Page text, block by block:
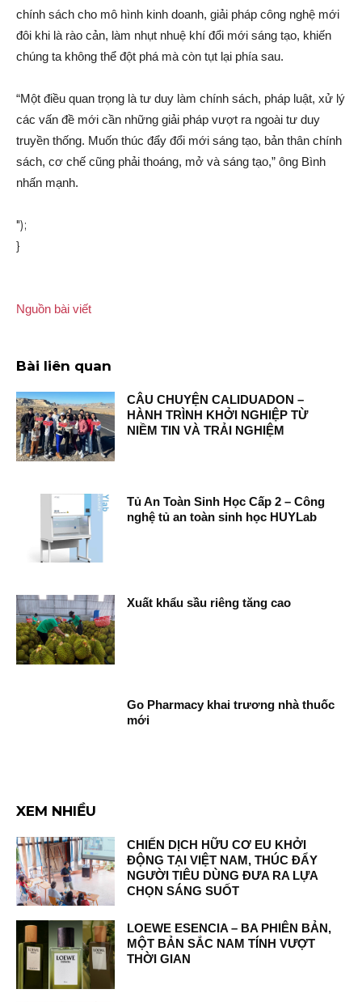
chính sách cho mô hình kinh doanh, giải pháp công nghệ mới
đôi khi là rào cản, làm nhụt nhuệ khí đổi mới sáng tạo, khiến
chúng ta không thể đột phá mà còn tụt lại phía sau.
“Một điều quan trọng là tư duy làm chính sách, pháp luật, xử lý
các vấn đề mới cần những giải pháp vượt ra ngoài tư duy
truyền thống. Muốn thúc đẩy đổi mới sáng tạo, bản thân chính
sách, cơ chế cũng phải thoáng, mở và sáng tạo,” ông Bình
nhấn mạnh.
");
}
Nguồn bài viết
Bài liên quan
CÂU CHUYỆN CALIDUADON –
HÀNH TRÌNH KHỞI NGHIỆP TỪ
NIỀM TIN VÀ TRẢI NGHIỆM
Tủ An Toàn Sinh Học Cấp 2 – Công
nghệ tủ an toàn sinh học HUYLab
Xuất khẩu sầu riêng tăng cao
Go Pharmacy khai trương nhà thuốc
mới
XEM NHIỀU
CHIẾN DỊCH HỮU CƠ EU KHỞI
ĐỘNG TẠI VIỆT NAM, THÚC ĐẨY
NGƯỜI TIÊU DÙNG ĐƯA RA LỰA
CHỌN SÁNG SUỐT
LOEWE ESENCIA – BA PHIÊN BẢN,
MỘT BẢN SẮC NAM TÍNH VƯỢT
THỜI GIAN